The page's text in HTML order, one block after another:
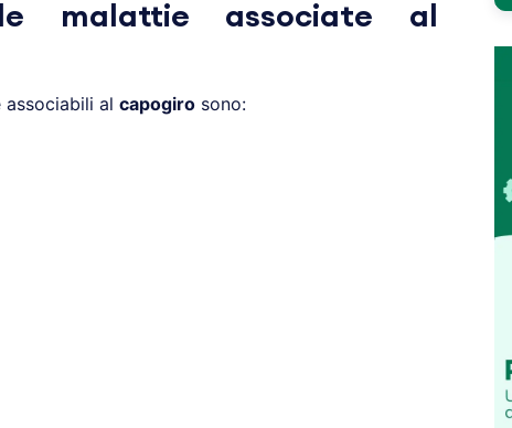
malattie associate al
al capogirosono: